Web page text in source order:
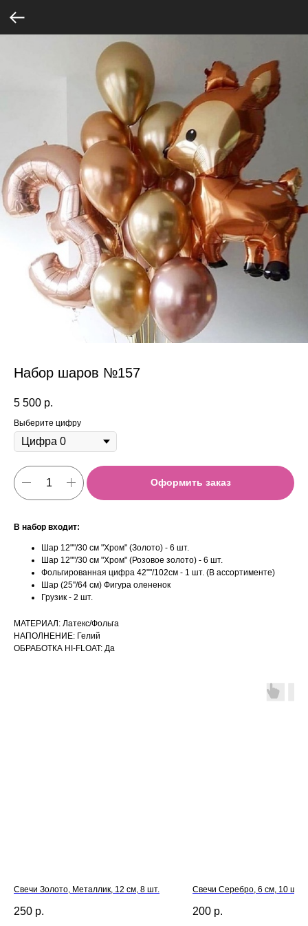
Набор шаров №157
5 500 р.
Выберите цифру
Оформить заказ
В набор входит:
Шар 12""/30 см "Хром" (Золото) - 6 шт.
Шар 12""/30 см "Хром" (Розовое золото) - 6 шт.
Фольгированная цифра 42""/102см - 1 шт. (В ассортименте)
Шар (25''/64 см) Фигура олененок
Грузик - 2 шт.
МАТЕРИАЛ: Латекс/Фольга
НАПОЛНЕНИЕ: Гелий
ОБРАБОТКА HI-FLOAT: Да
Свечи Золото, Металлик, 12 см, 8 шт.
250 р.
Свечи Серебро, 6 см, 10 шт.
200 р.